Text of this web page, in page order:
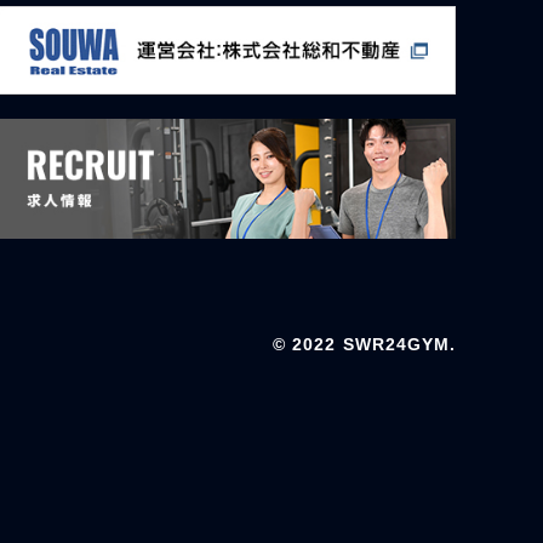
© 2022 SWR24GYM.